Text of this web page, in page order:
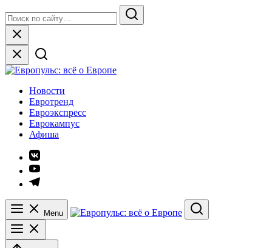
to
content
for:
Search
Close
Европульс: всё о Европе
Новости
Евротренд
Евроэкспресс
Еврокампус
Афиша
Элемент
меню
Элемент
меню
Элемент
Menu
Search